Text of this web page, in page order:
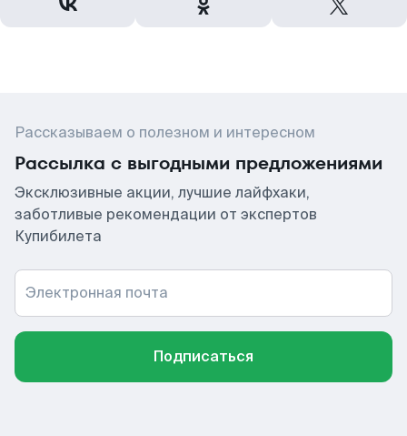
Рассказываем о полезном и интересном
Рассылка с выгодными предложениями
Эксклюзивные акции, лучшие лайфхаки,
заботливые рекомендации от экспертов
Купибилета
Электронная почта
Подписаться